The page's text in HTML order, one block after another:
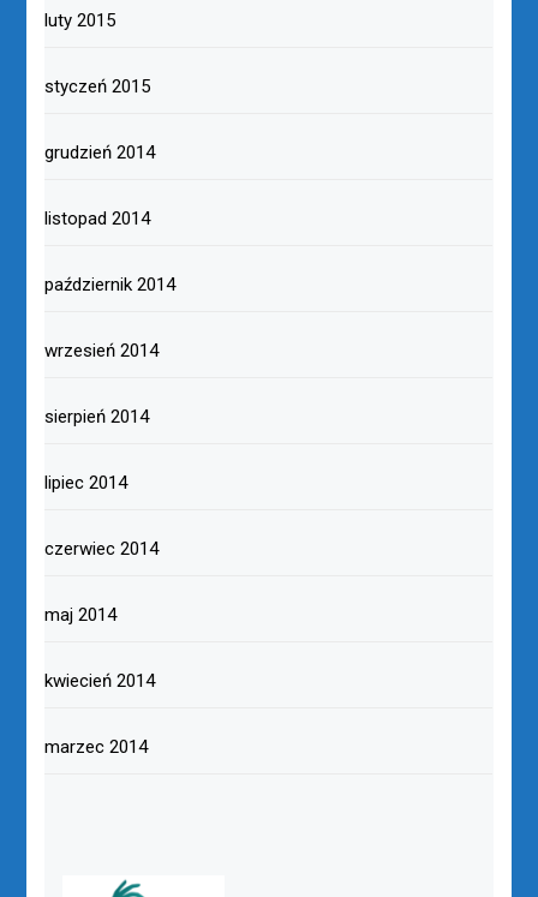
luty 2015
styczeń 2015
grudzień 2014
listopad 2014
październik 2014
wrzesień 2014
sierpień 2014
lipiec 2014
czerwiec 2014
maj 2014
kwiecień 2014
marzec 2014